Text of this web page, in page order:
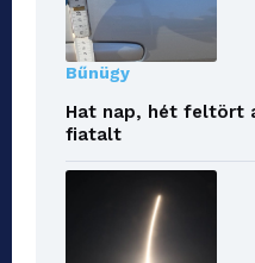
Bűnügy
Hat nap, hét feltört
fiatalt